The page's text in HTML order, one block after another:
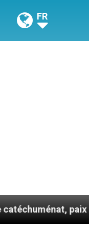
FR
paix et défis